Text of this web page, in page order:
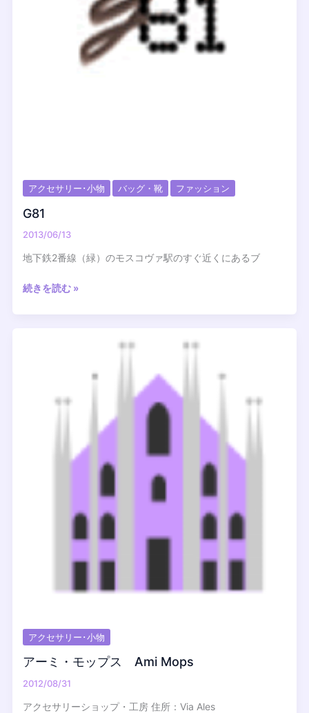
アクセサリー･小物 バッグ・靴 ファッション
G81
2013/06/13
地下鉄2番線（緑）のモスコヴァ駅のすぐ近くにあるブ
G81
続きを読む »
アクセサリー･小物
アーミ・モップス Ami Mops
2012/08/31
アクセサリーショップ・工房 住所：Via Ales